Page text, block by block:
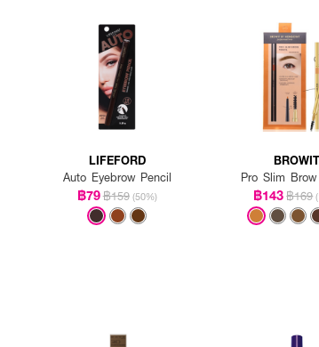
LIFEFORD
Auto Eyebrow Pencil
฿79฿159 (50%)
BROWIT
Pro Slim
฿143฿169